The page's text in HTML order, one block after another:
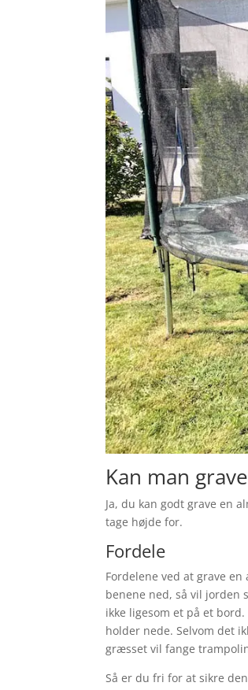
Kan man
Ja, du kan godt grave en
tage højde for.
Fordele
Fordelene ved at grave
benene ned, så vil jorden
ikke ligesom et på et
holder nede. Selvom det
græsset vil fange
Så er du fri for at sikre